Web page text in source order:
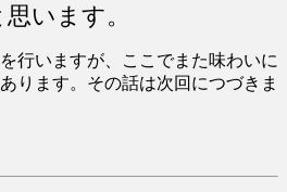
います。
行いますが、ここでまた味わいに
ります。その話は次回につづきま